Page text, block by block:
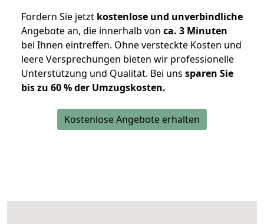
Fordern Sie jetzt kostenlose und unverbindliche
Angebote an, die innerhalb von ca. 3 Minuten
bei Ihnen eintreffen. Ohne versteckte Kosten und
leere Versprechungen bieten wir professionelle
Unterstützung und Qualität. Bei uns sparen Sie
bis zu 60 % der Umzugskosten.
Kostenlose Angebote erhalten